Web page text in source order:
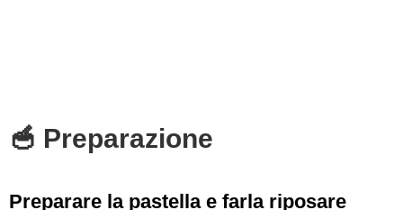
🥣 Preparazione
Preparare la pastella e farla riposare